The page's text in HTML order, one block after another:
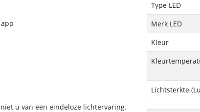
u van een eindeloze lichtervaring.
Type LED
Merk LED
Kleur
Lichtsterkte